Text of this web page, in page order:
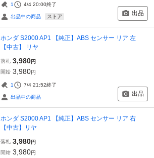
1 4/4 20:00終了
出品中の商品 ストア 出品
ホンダ S2000 AP1 【純正】ABS センサー リア 左
【中古】 リヤ
落札 3,980円
開始 3,980円
1 7/4 21:52終了
出品中の商品 出品
ホンダ S2000 AP1 【純正】ABS センサー リア 右
【中古】リヤ
落札 3,980円
開始 3,980円